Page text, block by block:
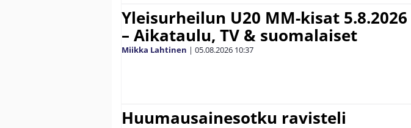
Yleisurheilun U20 MM-kisat 5.8.2026
– Aikataulu, TV & suomalaiset
Miikka Lahtinen | 05.08.2026 10:37
Huumausainesotku ravisteli